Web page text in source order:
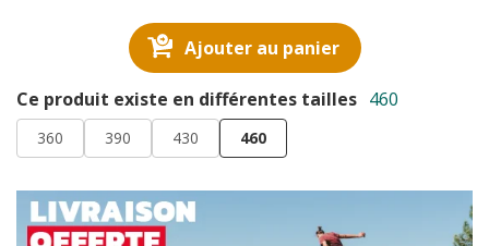
Ajouter au panier
Ce produit existe en différentes tailles 460
360 390 430 460